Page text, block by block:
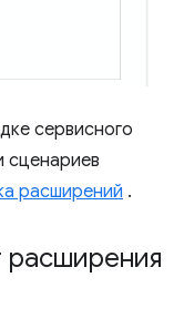
сервисного
сценариев
расширений .
расширения